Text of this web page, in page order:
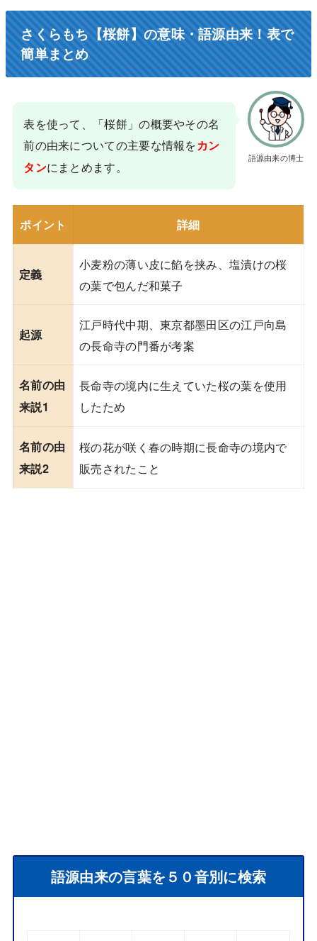
さくらもち【桜餅】の意味・語源由来！表で
簡単まとめ
語源由来の博士
表を使って、「桜餅」の概要やその名
前の由来についての主要な情報をカン
タンにまとめます。
ポイント 詳細
定義
小麦粉の薄い皮に餡を挟み、塩漬けの桜
の葉で包んだ和菓子
起源
江戸時代中期、東京都墨田区の江戸向島
の長命寺の門番が考案
名前の由
来説1
長命寺の境内に生えていた桜の葉を使用
したため
名前の由
来説2
桜の花が咲く春の時期に長命寺の境内で
販売されたこと
語源由来の言葉を５０音別に検索